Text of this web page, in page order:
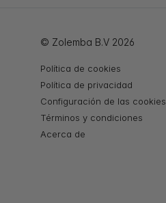
© Zolemba B.V 2026
Política de cookies
Política de privacidad
Configuración de las cookies
Términos y condiciones
Acerca de